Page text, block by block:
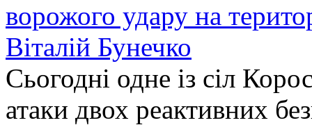
ворожого удару на
Віталій Бунечко
Сьогодні одне із сіл
атаки двох реактивних